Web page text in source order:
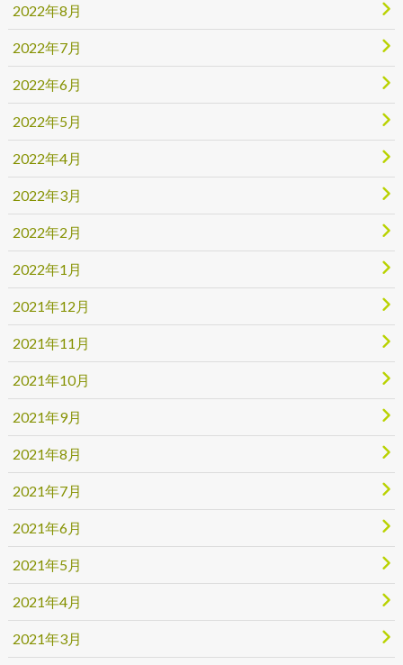
2022年8月
2022年7月
2022年6月
2022年5月
2022年4月
2022年3月
2022年2月
2022年1月
2021年12月
2021年11月
2021年10月
2021年9月
2021年8月
2021年7月
2021年6月
2021年5月
2021年4月
2021年3月